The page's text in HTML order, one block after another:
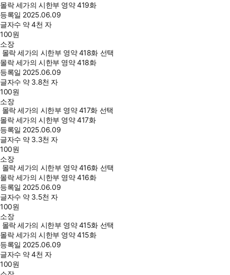
몰락 세가의 시한부 영약 419화
등록일 2025.06.09
글자수 약 4천 자
100원
소장
몰락 세가의 시한부 영약 418화 선택
몰락 세가의 시한부 영약 418화
등록일 2025.06.09
글자수 약 3.8천 자
100원
소장
몰락 세가의 시한부 영약 417화 선택
몰락 세가의 시한부 영약 417화
등록일 2025.06.09
글자수 약 3.3천 자
100원
소장
몰락 세가의 시한부 영약 416화 선택
몰락 세가의 시한부 영약 416화
등록일 2025.06.09
글자수 약 3.5천 자
100원
소장
몰락 세가의 시한부 영약 415화 선택
몰락 세가의 시한부 영약 415화
등록일 2025.06.09
글자수 약 4천 자
100원